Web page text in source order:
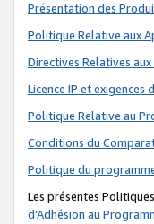
Présentation des
Politique Relative aux
Directives Relatives
Licence IP et
Politique Relative au
Conditions du
Politique du
Les présentes
d’Adhésion au